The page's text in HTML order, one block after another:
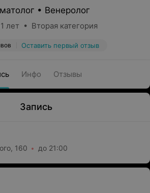
• Венеролог
лет • Вторая категория
Оставить первый отзыв
Инфо Отзывы
Запись
160 до 21:00